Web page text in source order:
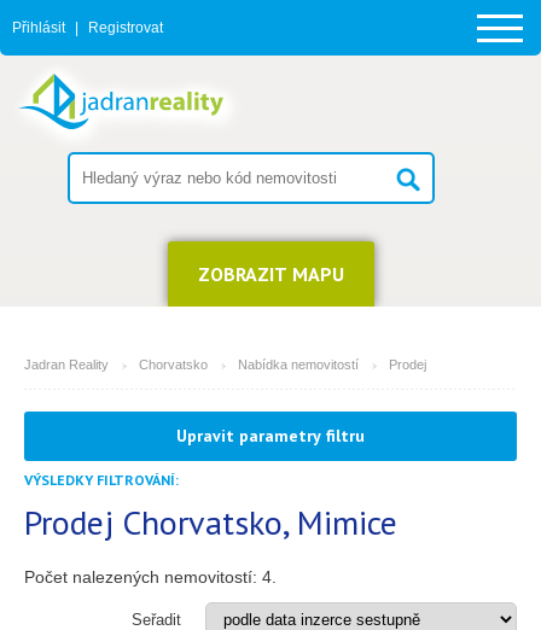
Přihlásit Registrovat
ZOBRAZIT MAPU
Jadran Reality Chorvatsko Nabídka nemovitostí Prodej
MĚSTO
(můžete vybrat více položek)
Apartmán
Dům
Dům s apartmány
Upravit parametry filtru
VÝSLEDKY FILTROVÁNÍ:
Prodej Chorvatsko, Mimice
Počet nalezených nemovitostí: 4
Seřadit